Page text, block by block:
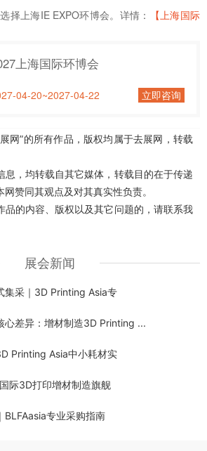
择上海IE EXPO环博会。详情：
【上海国际
上海国际环博会
04-20~2027-04-22 立即咨询
网”的所有作品，版权均属于去展网，转载
息，均转载自其它媒体，转载目的在于传递
赞同其观点及对其真实性负责。
品的内容、版权以及其它问题的，请联系我
展会新闻
集采｜3D Printing Asia专
心差异：增材制造3D Printing ...
Printing Asia中小耗材实
际3D打印增材制造旗舰
BLFAasia专业采购指南